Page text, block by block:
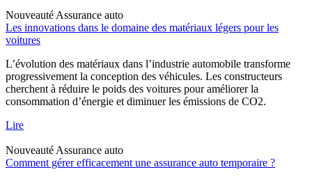
Nouveauté Assurance auto
Les innovations dans le domaine des matériaux légers pour les
voitures
L’évolution des matériaux dans l’industrie automobile transforme
progressivement la conception des véhicules. Les constructeurs
cherchent à réduire le poids des voitures pour améliorer la
consommation d’énergie et diminuer les émissions de CO2.
Lire
Nouveauté Assurance auto
Comment gérer efficacement une assurance auto temporaire ?